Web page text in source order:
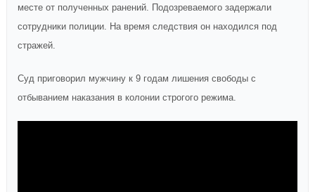
месте от полученных ранений. Подозреваемого задержали
сотрудники полиции. На время следствия он находился под
стражей.
Суд приговорил мужчину к 9 годам лишения свободы с
отбыванием наказания в колонии строгого режима.